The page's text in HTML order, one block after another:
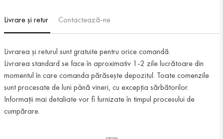
Livrare și retur Contactează-ne
Livrarea și returul sunt gratuite pentru orice comandă.
Livrarea standard se face în aproximativ 1-2 zile lucrătoare din
momentul în care comanda părăsește depozitul. Toate comenzile
sunt procesate de luni până vineri, cu excepția sărbătorilor.
Informații mai detaliate vor fi furnizate în timpul procesului de
cumpărare.